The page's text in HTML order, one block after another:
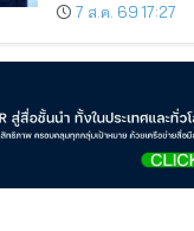
7 ส.ค. 69 17:27